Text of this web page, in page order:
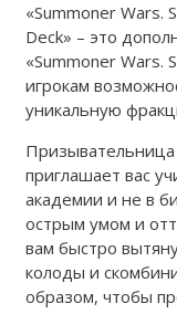
«Summoner Wars.
Deck» – это
«Summoner Wars.
игрокам
уникальную
приглашает вас
академии и не в
острым умом и
вам быстро
колоды и
образом, чтобы